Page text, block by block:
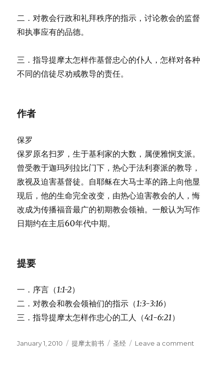
二．对教会行政和礼拜秩序的指示，讨论教会的监督
和执事应有的品德。
三．指导提摩太怎样作基督忠心的仆人，怎样对各种
不同的信徒尽劝戒教导的责任。
作者
保罗
保罗原名扫罗，生于基利家的大数，属便雅悯支派。
曾受教于迦玛列拉比门下，热心于法利赛派的教导，
敌视及迫害基督徒。自耶稣在大马士革的路上向他显
现后，他的生命完全改变，由热心迫害教会的人，悔
改成为传播福音最广的初期教会领袖。一般认为写作
日期约在主后60年代中期。
提要
一．序言（1:1-2）
二．对教会和教会领袖们的指示（1:3-3:16）
三．指导提摩太怎样作忠心的工人（4:1-6:21）
Posted
January 1, 2010 Categories
提摩太前书 Tags
圣经 Leave a comment